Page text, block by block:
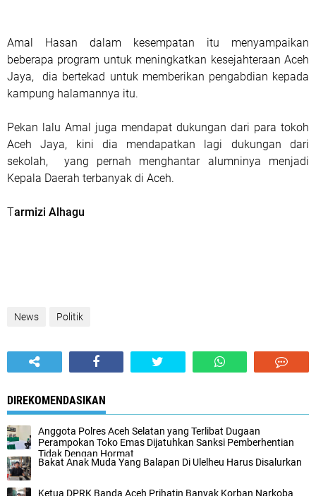
Amal Hasan dalam kesempatan itu menyampaikan
beberapa program untuk meningkatkan kesejahteraan Aceh
Jaya,
dia bertekad untuk memberikan pengabdian kepada
kampung halamannya itu.
Pekan lalu Amal juga mendapat dukungan dari para tokoh
Aceh Jaya, kini dia mendapatkan lagi dukungan dari
sekolah,
yang pernah menghantar alumninya menjadi
Kepala Daerah terbanyak di Aceh.
Tarmizi Alhagu
News Politik
DIREKOMENDASIKAN
Anggota Polres Aceh Selatan yang Terlibat Dugaan
Perampokan Toko Emas Dijatuhkan Sanksi Pemberhentian
Tidak Dengan Hormat
Bakat Anak Muda Yang Balapan Di Ulelheu Harus Disalurkan
Ketua DPRK Banda Aceh Prihatin Banyak Korban Narkoba